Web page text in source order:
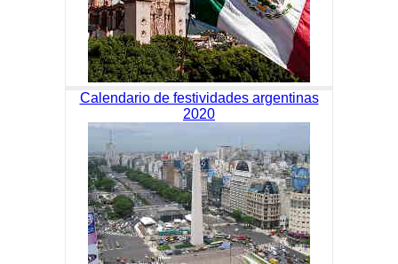
Calendario de festividades argentinas
2020